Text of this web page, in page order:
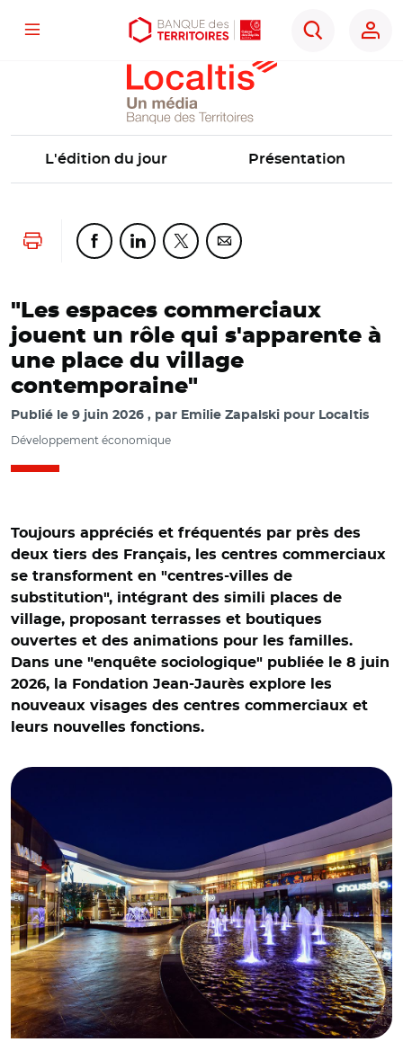
Aller
Aller
Ouvrir
d'accessibilité
Menu
Rechercher
Localtis
L'édition du jour Présentation
Lancer l'impressionPartager cette page sur Facebook
Partager cette page sur Linkedin
Partager cette page sur Twitter
Partager cette page sur
"Les espaces commerciaux
jouent un rôle qui s'apparente à
une place du village
contemporaine"
Publié le 9 juin 2026 par Emilie Zapalski pour Localtis
Développement économique
Toujours appréciés et fréquentés par près des
deux tiers des Français, les centres commerciaux
se transforment en "centres-villes de
substitution", intégrant des simili places de
village, proposant terrasses et boutiques
ouvertes et des animations pour les familles.
Dans une "enquête sociologique" publiée le 8 juin
2026, la Fondation Jean-Jaurès explore les
nouveaux visages des centres commerciaux et
leurs nouvelles fonctions.